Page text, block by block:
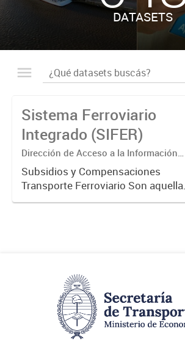
DATASETS
Sistema Ferroviario
Integrado (SIFER)
Dirección de Acceso a la Información
Pública y Transparencia
Subsidios y Compensaciones
Transporte Ferroviario Son
transferencias realizadas por la